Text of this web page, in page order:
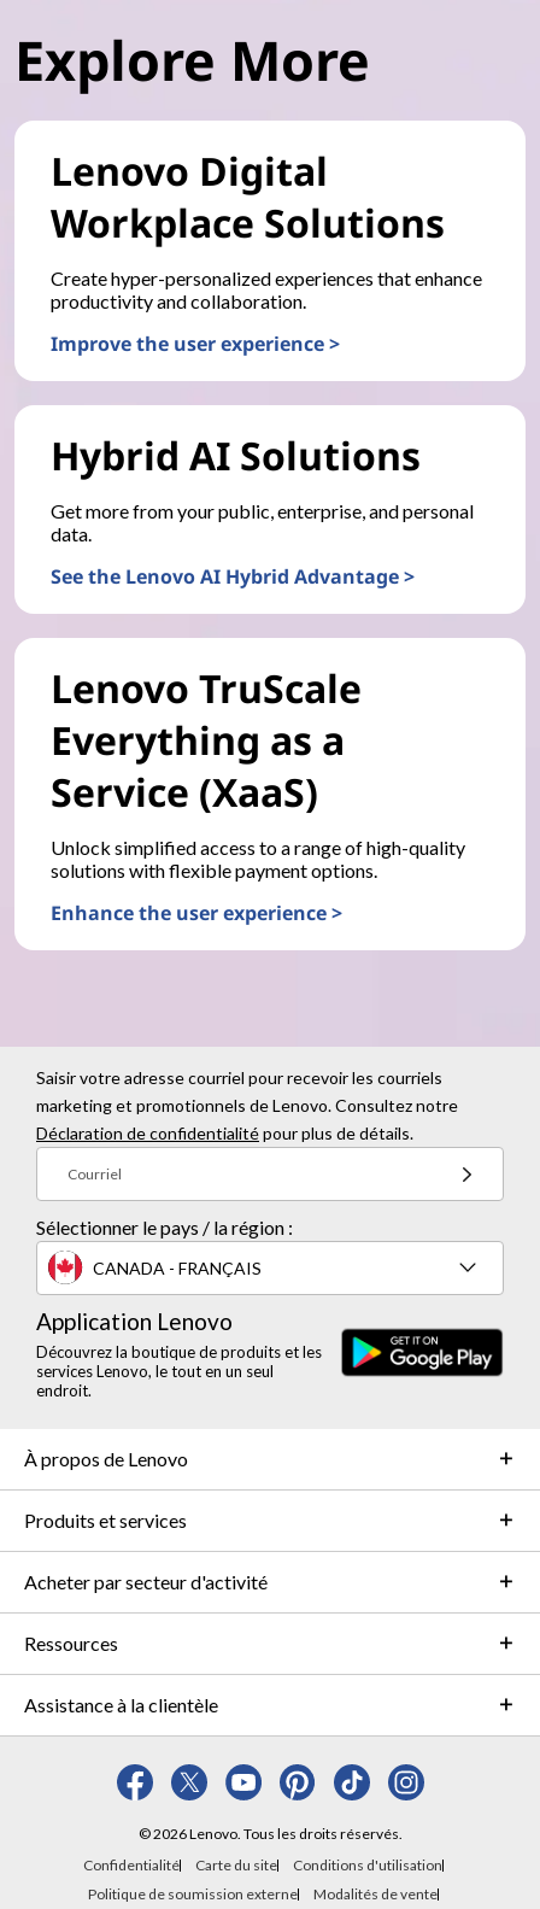
Explore More
Lenovo Digital
Workplace Solutions
Create hyper-personalized experiences that enhance
productivity and collaboration.
Improve the user experience >
Hybrid AI Solutions
Get more from your public, enterprise, and personal
data.
See the Lenovo AI Hybrid Advantage >
Lenovo TruScale
Everything as a
Service (XaaS)
Unlock simplified access to a range of high-quality
solutions with flexible payment options.
Enhance the user experience >
Saisir votre adresse courriel pour recevoir les courriels
marketing et promotionnels de Lenovo. Consultez notre
Déclaration de confidentialitépour plus de détails.
Courriel
Sélectionner le pays / la région :
CANADA - FRANÇAIS
Application Lenovo
Découvrez la boutique de produits et les
services Lenovo, le tout en un seul
endroit.
À propos de Lenovo
Produits et services
Acheter par secteur d'activité
Ressources
Assistance à la clientèle
© 2026 Lenovo. Tous les droits réservés.
Confidentialité
Carte du site
Conditions d'utilisation
Politique de soumission externe
Modalités de vente